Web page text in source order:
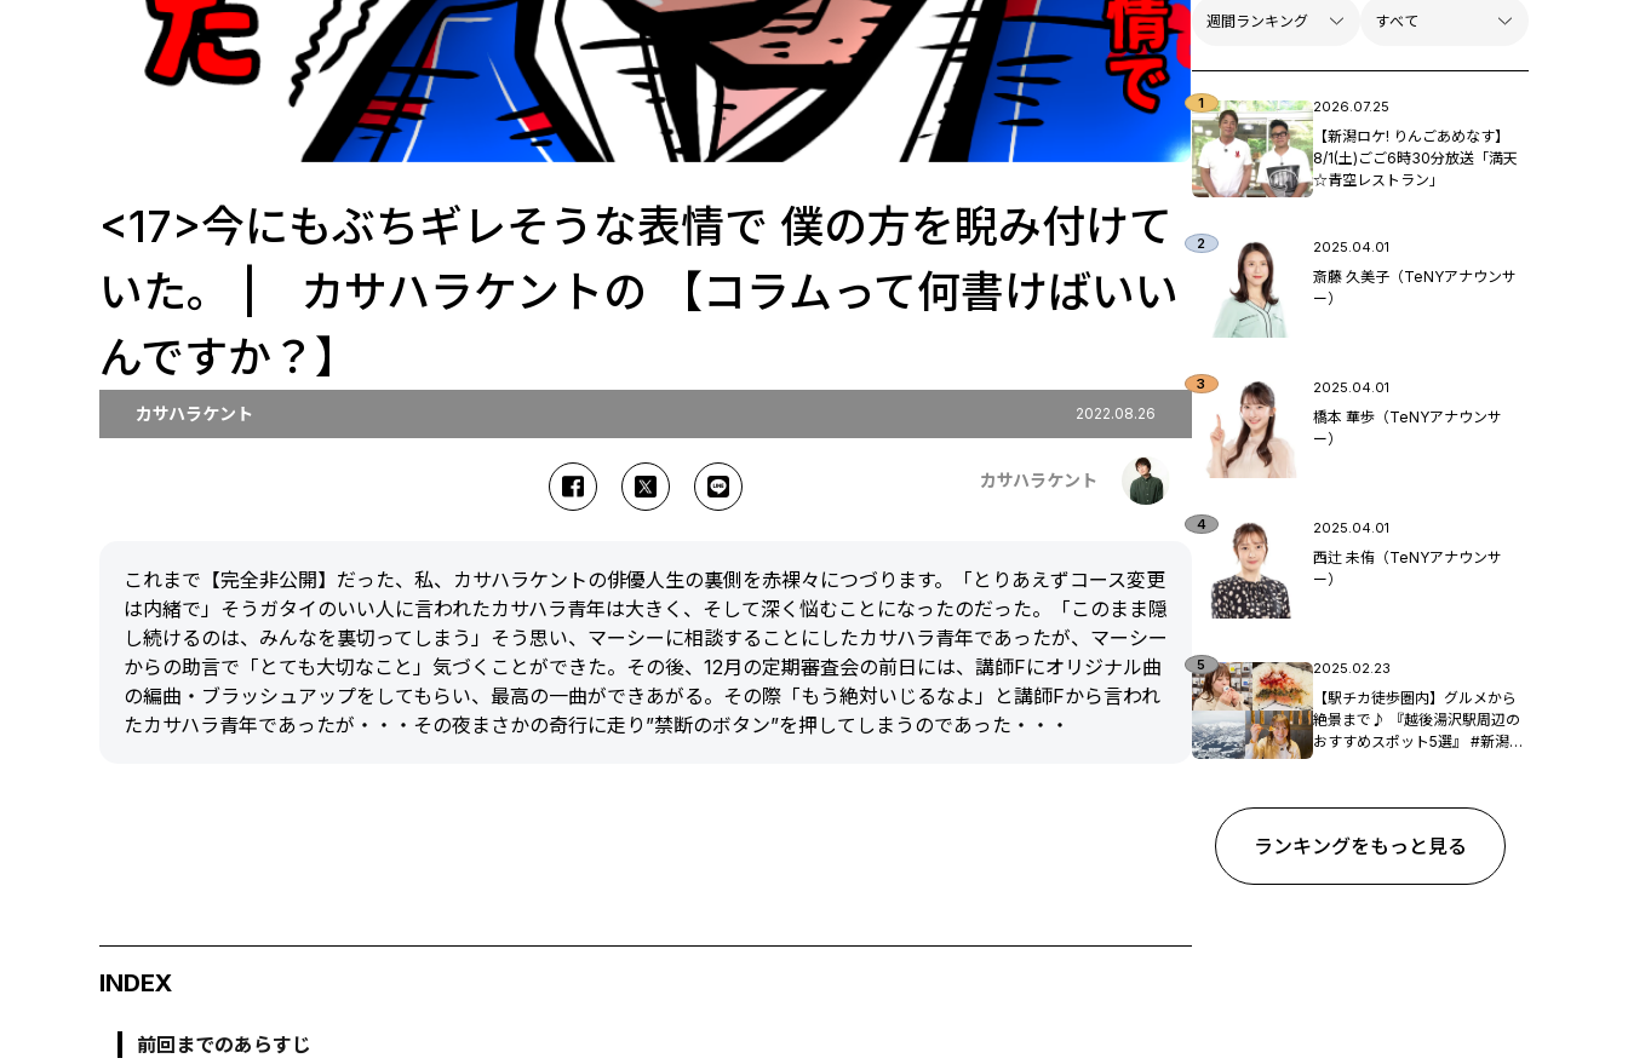
<17>今にもぶちギレそうな表情で 僕の方を睨み付けて
いた。 | カサハラケントの 【コラムって何書けばいい
んですか？】
カサハラケント 2022.08.26
カサハラケント
これまで【完全非公開】だった、私、カサハラケントの俳優人生の裏側を赤裸々につづります。「とりあえずコース変更
は内緒で」そうガタイのいい人に言われたカサハラ青年は大きく、そして深く悩むことになったのだった。「このまま隠
し続けるのは、みんなを裏切ってしまう」そう思い、マーシーに相談することにしたカサハラ青年であったが、マーシー
からの助言で「とても大切なこと」気づくことができた。その後、12月の定期審査会の前日には、講師Fにオリジナル曲
の編曲・ブラッシュアップをしてもらい、最高の一曲ができあがる。その際「もう絶対いじるなよ」と講師Fから言われ
たカサハラ青年であったが・・・その夜まさかの奇行に走り”禁断のボタン”を押してしまうのであった・・・
INDEX
前回までのあらすじ
2026.07.25
【新潟ロケ! りんごあめなす】
8/1(土)ごご6時30分放送「満天
☆青空レストラン」
2025.04.01
斎藤 久美子（TeNYアナウンサ
ー）
2025.04.01
橋本 華歩（TeNYアナウンサ
ー）
2025.04.01
西辻 未侑（TeNYアナウンサ
ー）
2025.02.23
【駅チカ徒歩圏内】グルメから
絶景まで♪ 『越後湯沢駅周辺の
おすすめスポット5選』 #新潟観
ランキングをもっと見る